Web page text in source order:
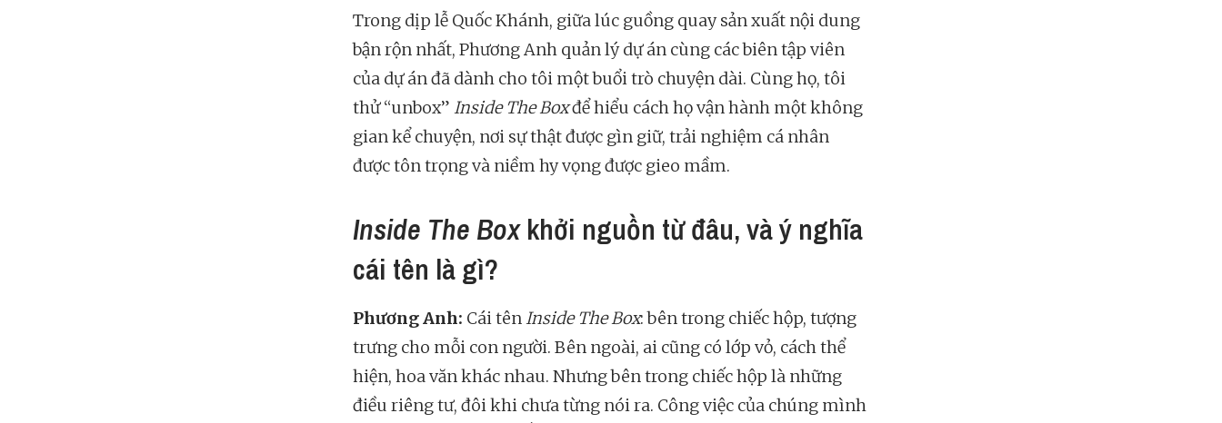
Trong dịp lễ Quốc Khánh, giữa lúc guồng quay sản xuất nội dung
bận rộn nhất, Phương Anh quản lý dự án cùng các biên tập viên
của dự án đã dành cho tôi một buổi trò chuyện dài. Cùng họ, tôi
thử “unbox” Inside The Boxđể hiểu cách họ vận hành một không
gian kể chuyện, nơi sự thật được gìn giữ, trải nghiệm cá nhân
được tôn trọng và niềm hy vọng được gieo mầm.
Inside The Boxkhởi nguồn từ đâu, và ý nghĩa
cái tên là gì?
Phương Anh: Cái tênInside The Box: bên trong chiếc hộp, tượng
trưng cho mỗi con người. Bên ngoài, ai cũng có lớp vỏ, cách thể
hiện, hoa văn khác nhau. Nhưng bên trong chiếc hộp là những
điều riêng tư, đôi khi chưa từng nói ra. Công việc của chúng mình